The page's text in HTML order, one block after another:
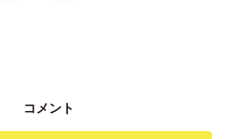
コメント